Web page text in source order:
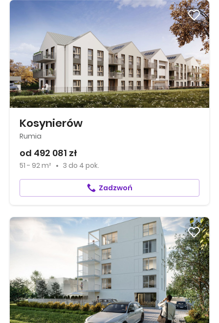
Kosynierów
Rumia
od 492 081 zł
51 - 92 m² 3 do 4 pok.
Zadzwoń